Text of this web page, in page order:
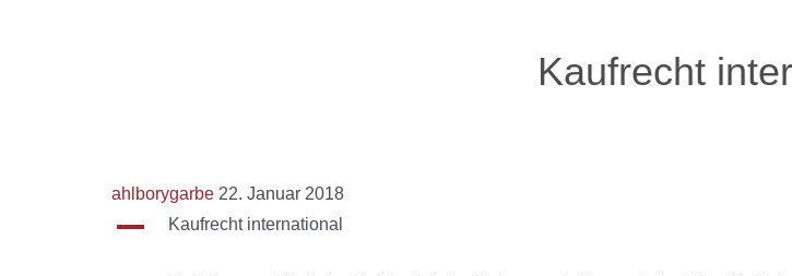
Kaufrecht
ahlborygarbe 22. Januar 2018
A Kaufrecht international